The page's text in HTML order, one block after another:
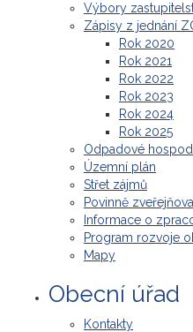
Výbory
Zápisy z jednání
Rok 2020
Rok 2021
Rok 2022
Rok 2023
Rok 2024
Rok 2025
Odpadové
Územní plán
Střet zájmů
Povinně
Informace o
Program rozvoje
Mapy
Obecní úřad
Kontakty